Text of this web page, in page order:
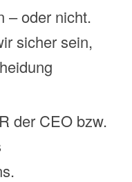
– oder nicht.
sicher sein,
der CEO bzw.